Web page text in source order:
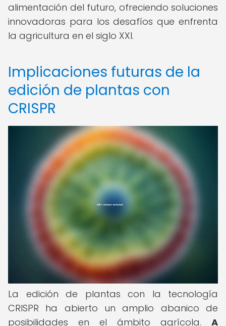
alimentación del futuro, ofreciendo soluciones
innovadoras para los desafíos que enfrenta
la agricultura en el siglo XXI.
Implicaciones futuras de la
edición de plantas con
CRISPR
La edición de plantas con la tecnología
CRISPR ha abierto un amplio abanico de
posibilidades en el ámbito agrícola. A